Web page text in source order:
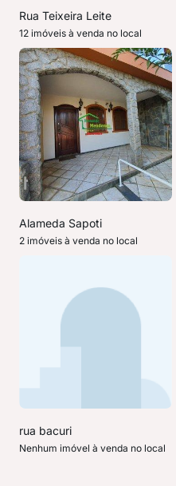
Rua Teixeira Leite
12 imóveis à venda no local
Alameda Sapoti
2 imóveis à venda no local
rua bacuri
Nenhum imóvel à venda no local